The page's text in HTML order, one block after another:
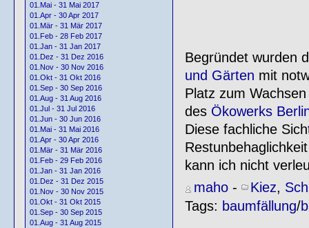
01.Mai - 31 Mai 2017
01.Apr - 30 Apr 2017
01.Mär - 31 Mär 2017
01.Feb - 28 Feb 2017
01.Jan - 31 Jan 2017
01.Dez - 31 Dez 2016
01.Nov - 30 Nov 2016
01.Okt - 31 Okt 2016
01.Sep - 30 Sep 2016
01.Aug - 31 Aug 2016
01.Jul - 31 Jul 2016
01.Jun - 30 Jun 2016
01.Mai - 31 Mai 2016
01.Apr - 30 Apr 2016
01.Mär - 31 Mär 2016
01.Feb - 29 Feb 2016
01.Jan - 31 Jan 2016
01.Dez - 31 Dez 2015
01.Nov - 30 Nov 2015
01.Okt - 31 Okt 2015
01.Sep - 30 Sep 2015
01.Aug - 31 Aug 2015
Begründet wurden
und Gärten mit
Platz zum
des Ökowerks
Diese fachliche
kann ich nicht
maho- Kiez,
Tags: baumfällung/